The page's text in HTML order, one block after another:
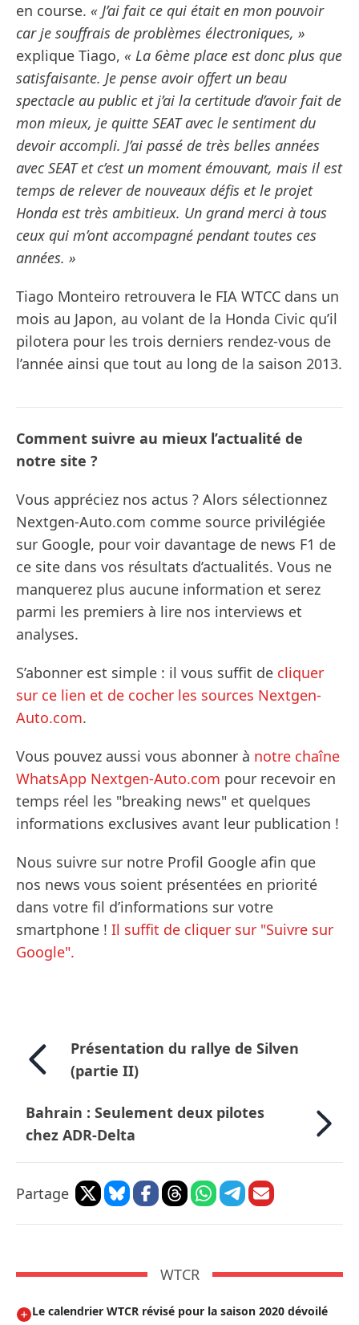
en course. « J’ai fait ce qui était en mon pouvoir
car je souffrais de problèmes électroniques, »
explique Tiago, « La 6ème place est donc plus que
satisfaisante. Je pense avoir offert un beau
spectacle au public et j’ai la certitude d’avoir fait de
mon mieux, je quitte SEAT avec le sentiment du
devoir accompli. J’ai passé de très belles années
avec SEAT et c’est un moment émouvant, mais il est
temps de relever de nouveaux défis et le projet
Honda est très ambitieux. Un grand merci à tous
ceux qui m’ont accompagné pendant toutes ces
années. »
Tiago Monteiro retrouvera le FIA WTCC dans un
mois au Japon, au volant de la Honda Civic qu’il
pilotera pour les trois derniers rendez-vous de
l’année ainsi que tout au long de la saison 2013.
Comment suivre au mieux l’actualité de
notre site ?
Vous appréciez nos actus ? Alors sélectionnez
Nextgen-Auto.com comme source privilégiée
sur Google, pour voir davantage de news F1 de
ce site dans vos résultats d’actualités. Vous ne
manquerez plus aucune information et serez
parmi les premiers à lire nos interviews et
analyses.
S’abonner est simple : il vous suffit de cliquer
sur ce lien et de cocher les sources Nextgen-
Auto.com.
Vous pouvez aussi vous abonner à notre chaîne
WhatsApp Nextgen-Auto.com pour recevoir en
temps réel les "breaking news" et quelques
informations exclusives avant leur publication !
Nous suivre sur notre Profil Google afin que
nos news vous soient présentées en priorité
dans votre fil d’informations sur votre
smartphone ! Il suffit de cliquer sur "Suivre sur
Google".
Présentation du rallye de Silven
(partie II)
Bahrain : Seulement deux pilotes
chez ADR-Delta
Partage
WTCR
Le calendrier WTCR révisé pour la saison 2020 dévoilé